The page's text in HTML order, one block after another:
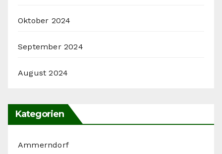
Oktober 2024
September 2024
August 2024
Kategorien
Ammerndorf